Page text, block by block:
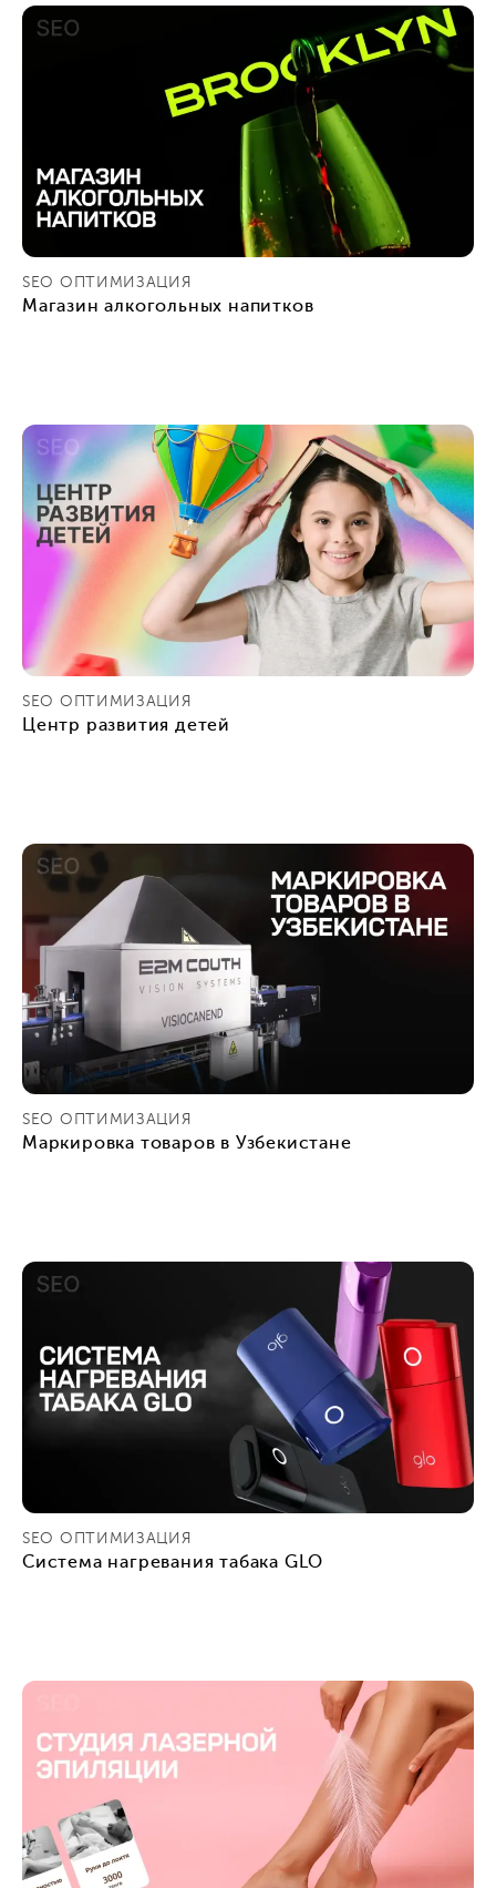
SEO ОПТИМИЗАЦИЯ
Магазин алкогольных напитков
SEO ОПТИМИЗАЦИЯ
Центр развития детей
SEO ОПТИМИЗАЦИЯ
Маркировка товаров в Узбекистане
SEO ОПТИМИЗАЦИЯ
Система нагревания табака GLO